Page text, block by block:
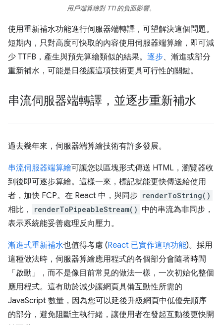
用戶端算繪對 TTI 的負面影響。
使用重新補水功能進行伺服器端轉譯，可望解決這個問題。
短期內，只對高度可快取的內容使用伺服器端算繪，即可減
少 TTFB，產生與預先算繪類似的結果。 逐步、漸進或部分
重新補水，可能是日後讓這項技術更具可行性的關鍵。
串流伺服器端轉譯，並逐步重新補水
過去幾年來，伺服器端算繪技術有許多發展。
串流伺服器端算繪可讓您以區塊形式傳送 HTML，瀏覽器收
到後即可逐步算繪。這樣一來，標記就能更快傳送給使用
者，加快 FCP。在 React 中，與同步 renderToString()
相比， renderToPipeableStream() 中的串流為非同步，
表示系統能妥善處理反向壓力。
漸進式重新補水也值得考慮 (React 已實作這項功能)。採用
這種做法時，伺服器算繪應用程式的各個部分會隨著時間
「啟動」，而不是像目前常見的做法一樣，一次初始化整個
應用程式。這有助於減少讓網頁具備互動性所需的
JavaScript 數量，因為您可以延後升級網頁中低優先順序
的部分，避免阻斷主執行緒，讓使用者在發起互動後更快開